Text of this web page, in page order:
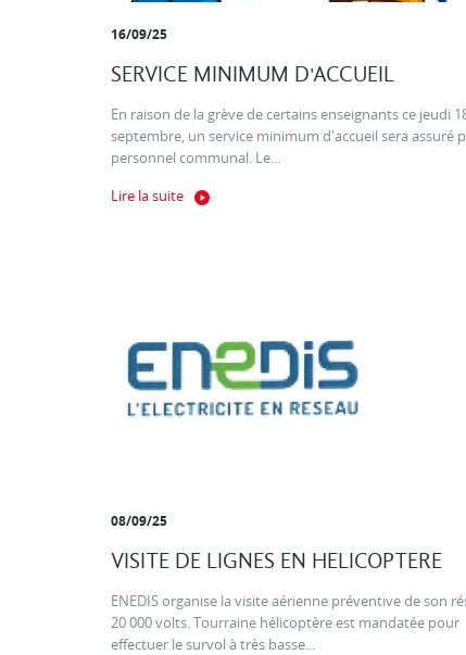
16/09/25
SERVICE MINIMUM D'ACCUEIL
En raison de la grève de certains enseignants ce jeudi
septembre, un service minimum d'accueil sera assuré
personnel communal. Le...
Lire la suite
08/09/25
VISITE DE LIGNES EN HELICOPTERE
ENEDIS organise la visite aérienne préventive de son
20 000 volts. Tourraine hélicoptère est mandatée pour
effectuer le survol à très basse...